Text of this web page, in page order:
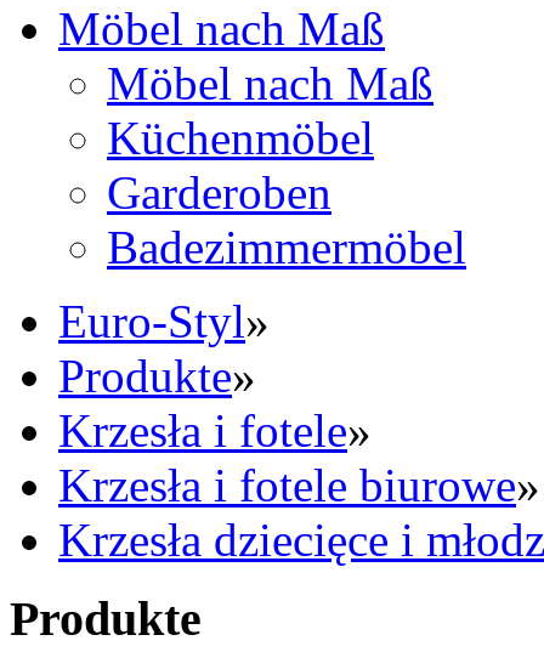
Möbel nach Maß
Möbel nach Maß
Küchenmöbel
Garderoben
Badezimmermöbel
Euro-Styl»
Produkte»
Krzesła i fotele»
Krzesła i fotele biurowe»
Krzesła dziecięce i
Produkte